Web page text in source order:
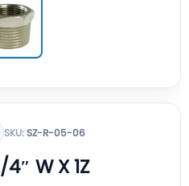
SKU:SZ-R-05-06
W X 1Z